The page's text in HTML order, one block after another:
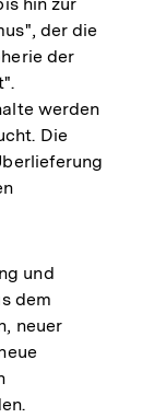
der die
der
werden
Die
und
dem
neuer